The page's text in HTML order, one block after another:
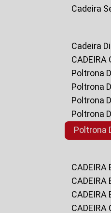
Cadeira
Cadeira
Poltrona
Poltrona
Poltrona
Poltrona